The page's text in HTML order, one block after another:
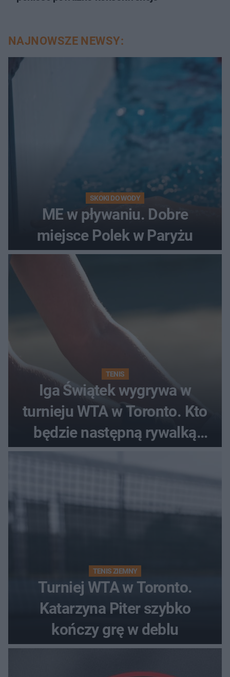
NAJNOWSZE NEWSY:
SKOKI DO WODY
ME w pływaniu. Dobre
miejsce Polek w Paryżu
TENIS
Iga Świątek wygrywa w
turnieju WTA w Toronto. Kto
będzie następną rywalką
Polki?
TENIS ZIEMNY
Turniej WTA w Toronto.
Katarzyna Piter szybko
kończy grę w deblu